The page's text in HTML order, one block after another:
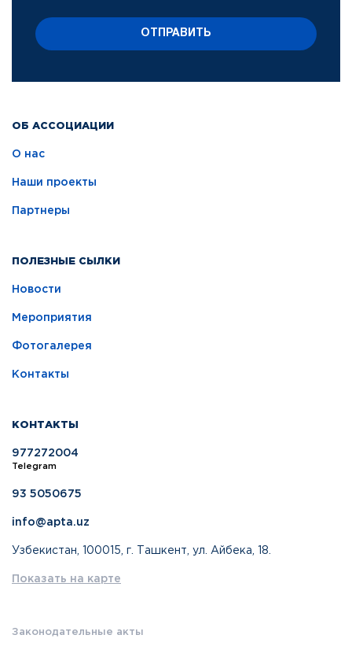
ОБ АССОЦИАЦИИ
О нас
Наши проекты
Партнеры
ПОЛЕЗНЫЕ СЫЛКИ
Новости
Мероприятия
Фотогалерея
Контакты
КОНТАКТЫ
977272004
Telegram
93 5050675
info@apta.uz
Узбекистан, 100015, г. Ташкент, ул. Айбека, 18.
Показать на карте
Законодательные акты
ОТПРАВИТЬ